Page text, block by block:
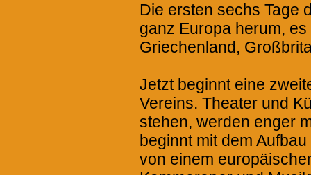
Die ersten sechs Tage
ganz Europa herum,
Griechenland,
Jetzt beginnt eine
Vereins. Theater und
stehen, werden enger
beginnt mit dem
von einem